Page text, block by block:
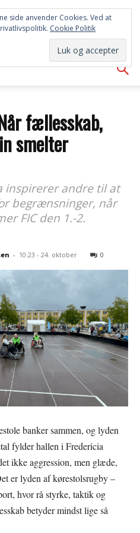
fællesskab,
smelter
inspirerer andre til at
begrænsninger, når
FIC den 1.-2.
- 10:23 - 24. oktober 0
banker sammen, og lyden
fylder hallen i Fredericia
ikke aggression, men glæde,
er lyden af kørestolsrugby –
hvor rå styrke, taktik og
betyder mindst lige så
side anvender Cookies. Ved at
Cookie Politik